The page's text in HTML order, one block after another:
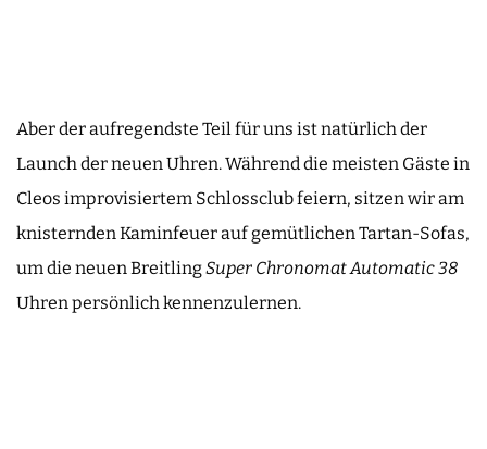
Aber der aufregendste Teil für uns ist natürlich der
Launch der neuen Uhren. Während die meisten Gäste in
Cleos improvisiertem Schlossclub feiern, sitzen wir am
knisternden Kaminfeuer auf gemütlichen Tartan-Sofas,
um die neuen BreitlingSuper Chronomat Automatic 38
Uhren persönlich kennenzulernen.